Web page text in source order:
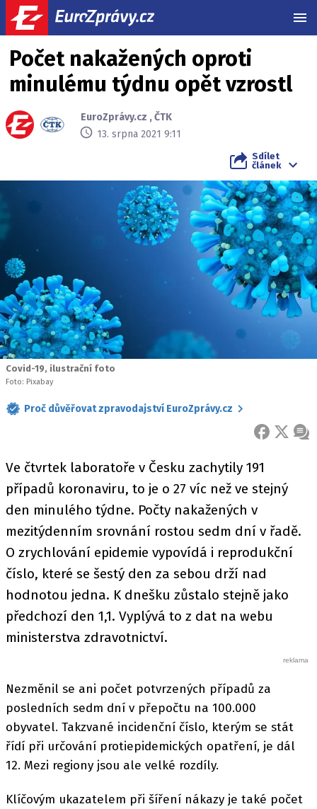
Počet nakažených oproti
minulému týdnu opět vzrostl
EuroZprávy.cz ,ČTK
13. srpna 2021 9:11
Sdílet
článek
Covid-19, ilustrační foto
Foto: Pixabay
Proč důvěřovat zpravodajství EuroZprávy.cz
FACEBOOK
X
Ve čtvrtek laboratoře v Česku zachytily 191
případů koronaviru, to je o 27 víc než ve stejný
den minulého týdne. Počty nakažených v
mezitýdenním srovnání rostou sedm dní v řadě.
O zrychlování epidemie vypovídá i reprodukční
číslo, které se šestý den za sebou drží nad
hodnotou jedna. K dnešku zůstalo stejně jako
předchozí den 1,1. Vyplývá to z dat na webu
ministerstva zdravotnictví.
Nezměnil se ani počet potvrzených případů za
posledních sedm dní v přepočtu na 100.000
obyvatel. Takzvané incidenční číslo, kterým se stát
řídí při určování protiepidemických opatření, je dál
12. Mezi regiony jsou ale velké rozdíly.
Klíčovým ukazatelem při šíření nákazy je také počet